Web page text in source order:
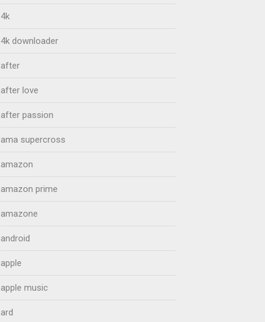
4k
4k downloader
after
after love
after passion
ama supercross
amazon
amazon prime
amazone
android
apple
apple music
ard